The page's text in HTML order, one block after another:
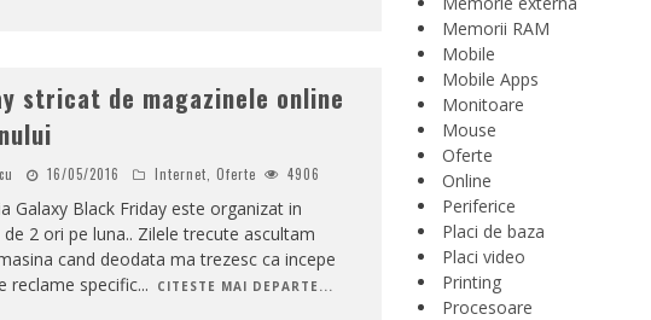
stricat de magazinele online
16/05/2016 Internet Oferte 4906
Galaxy Black Friday este organizat in
2 ori pe luna.. Zilele trecute ascultam
cand deodata ma trezesc ca incepe
reclame specific... CITESTE MAI DEPARTE...
Memorii RAM
Mobile
Mobile Apps
Monitoare
Mouse
Oferte
Online
Periferice
Placi de baza
Placi video
Printing
Procesoare